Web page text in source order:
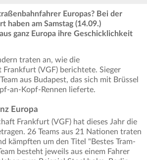
Europas? Bei der
haben am Samstag (14.09.)
ganz Europa ihre Geschicklichkeit
traten an, wie die
Frankfurt (VGF) berichtete. Sieger
aus Budapest, das sich mit Brüssel
an-Kopf-Rennen lieferte.
Europa
Frankfurt (VGF) hat dieses Jahr die
26 Teams aus 21 Nationen traten
kämpften um den Titel "Bestes Tram-
besteht jeweils aus einem Fahrer